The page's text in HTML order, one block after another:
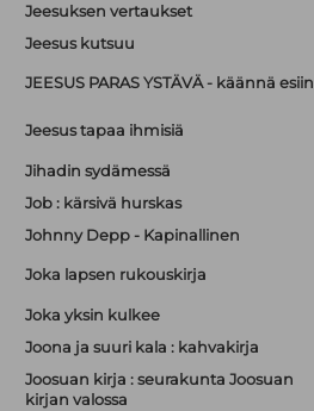
Jeesuksen vertaukset
Jeesus kutsuu
JEESUS PARAS YSTÄVÄ - käännä esiin
Jeesus tapaa ihmisiä
Jihadin sydämessä
Job : kärsivä hurskas
Johnny Depp - Kapinallinen
Joka lapsen rukouskirja
Joka yksin kulkee
Joona ja suuri kala : kahvakirja
Joosuan kirja : seurakunta Joosuan
kirjan valossa